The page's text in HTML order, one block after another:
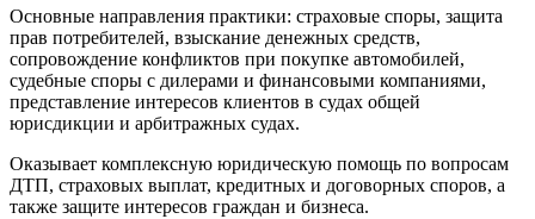
Основные направления практики: страховые споры, защита
прав потребителей, взыскание денежных средств,
сопровождение конфликтов при покупке автомобилей,
судебные споры с дилерами и финансовыми компаниями,
представление интересов клиентов в судах общей
юрисдикции и арбитражных судах.
Оказывает комплексную юридическую помощь по вопросам
ДТП, страховых выплат, кредитных и договорных споров, а
также защите интересов граждан и бизнеса.